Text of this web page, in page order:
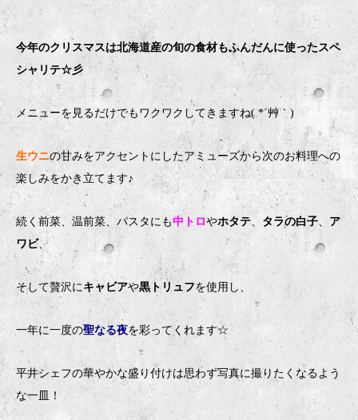
今年のクリスマスは北海道産の旬の食材もふんだんに使ったスペ
シャリテ☆彡
メニューを見るだけでもワクワクしてきますね( *´艸｀)
生ウニの甘みをアクセントにしたアミューズから次のお料理への
楽しみをかき立てます♪
続く前菜、温前菜、パスタにも中トロやホタテ、 タラの白子、 ア
ワビ、
そして贅沢にキャビアや黒トリュフを使用し、
一年に一度の聖なる夜を彩ってくれます☆
平井シェフの華やかな盛り付けは思わず写真に撮りたくなるよう
な一皿！